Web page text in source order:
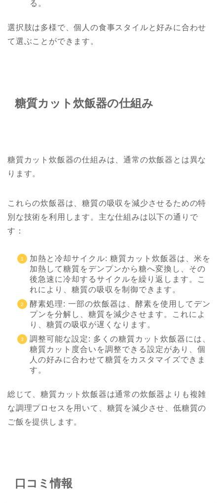
る。
選択肢は多様で、個人の食事スタイルと好みに合わせ
て選ぶことができます。
糖質カット炊飯器の仕組み
糖質カット炊飯器の仕組みは、通常の炊飯器とは異な
ります。
これらの炊飯器は、糖質の吸収を減少させるための特
別な技術を利用します。主な仕組みは以下の通りで
す：
加熱と冷却サイクル: 糖質カット炊飯器は、米を
加熱して糖質をデンプンから糖へ変換し、その
後急速に冷却するサイクルを繰り返します。こ
れにより、糖質の吸収を制御できます。
酵素処理: 一部の炊飯器は、酵素を使用してデン
プンを分解し、糖質を減少させます。これによ
り、糖質の吸収が遅くなります。
調整可能な設定: 多くの糖質カット炊飯器には、
糖質カット度合いを調整できる設定があり、個
人の好みに合わせて糖質をカスタマイズできま
す。
総じて、糖質カット炊飯器は通常の炊飯器よりも複雑
な調理プロセスを用いて、糖質を減少させ、低糖質の
ご飯を提供します。
口コミ情報